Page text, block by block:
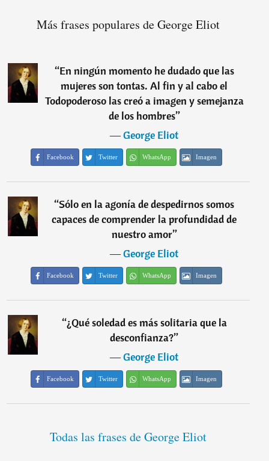
Más frases populares de George Eliot
“En ningún momento he dudado que las
mujeres son tontas. Al fin y al cabo el
Todopoderoso las creó a imagen y semejanza
de los hombres”
―George Eliot
Facebook Twitter WhatsApp Imagen
“Sólo en la agonía de despedirnos somos
capaces de comprender la profundidad de
nuestro amor”
―George Eliot
Facebook Twitter WhatsApp Imagen
“¿Qué soledad es más solitaria que la
desconfianza?”
―George Eliot
Facebook Twitter WhatsApp Imagen
Todas las frases de George Eliot